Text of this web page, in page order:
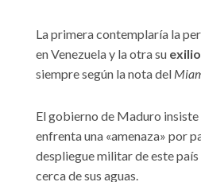
La primera contemplaría la
en Venezuela y la otra su exilio
siempre según la nota del
El gobierno de Maduro insiste
enfrenta una «amenaza» por
despliegue militar de este
cerca de sus aguas.